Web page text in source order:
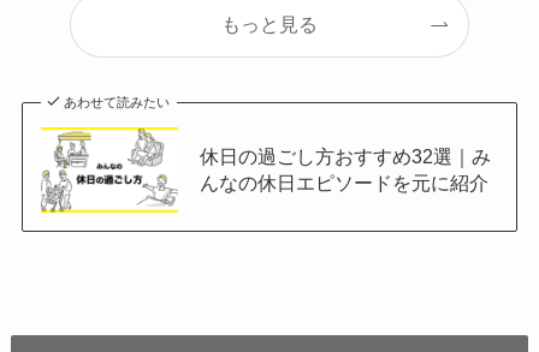
もっと見る
あわせて読みたい
休日の過ごし方おすすめ32選｜み
んなの休日エピソードを元に紹介